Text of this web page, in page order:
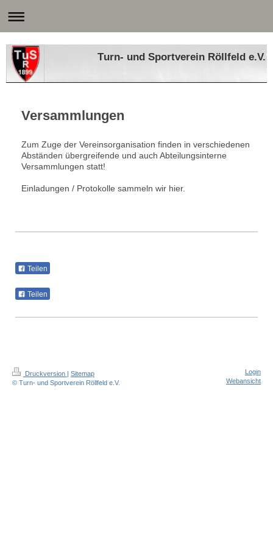
Turn- und Sportverein Röllfeld e.V.
Versammlungen
Zum Zuge der Vereinsorganisation finden in verschiedenen
Abständen übergreifende und auch Abteilungsinterne
Versammlungen statt!
Einladungen / Protokolle sammeln wir hier.
Teilen
Teilen
Druckversion
Sitemap
© Turn- und Sportverein Röllfeld e.V.
Login
Webansicht